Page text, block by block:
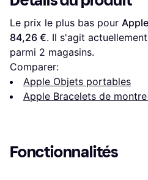
Le prix le plus bas pour
84,26 €. Il s'agit
parmi 2 magasins.
Comparer:
Apple Objets portables
Apple Bracelets de
Fonctionnalités